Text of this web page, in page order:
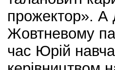
прожектор». А
Жовтневому
час Юрій